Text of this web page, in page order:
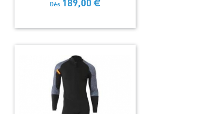
Dès 189,00